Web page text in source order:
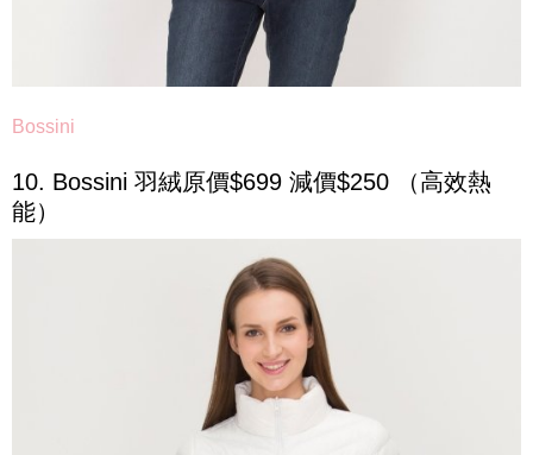
Bossini
10. Bossini 羽絨原價$699 減價$250 （高效熱
能）